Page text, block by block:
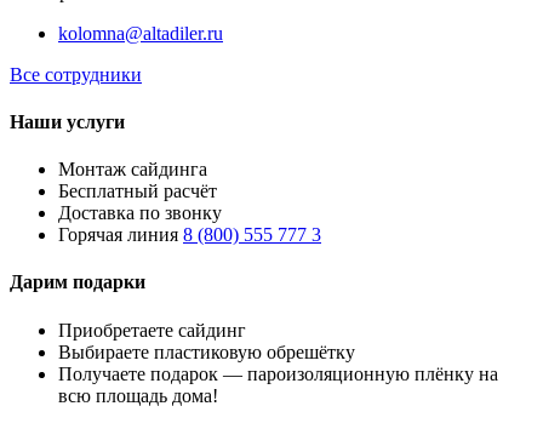
kolomna@altadiler.ru
Все сотрудники
Наши услуги
Монтаж сайдинга
Бесплатный расчёт
Доставка по звонку
Горячая линия 8 (800) 555 777 3
Дарим подарки
Приобретаете сайдинг
Выбираете пластиковую обрешётку
Получаете подарок — пароизоляционную плёнку на
всю площадь дома!